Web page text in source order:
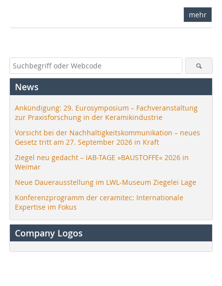
mehr
News
Ankündigung: 29. Eurosymposium – Fachveranstaltung
zur Praxisforschung in der Keramikindustrie
Vorsicht bei der Nachhaltigkeitskommunikation – neues
Gesetz tritt am 27. September 2026 in Kraft
Ziegel neu gedacht – IAB-TAGE »BAUSTOFFE« 2026 in
Weimar
Neue Dauerausstellung im LWL-Museum Ziegelei Lage
Konferenzprogramm der ceramitec: Internationale
Expertise im Fokus
Company Logos